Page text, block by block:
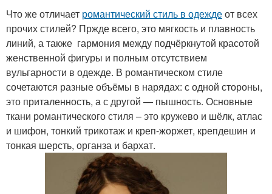
Что же отличает романтический стиль в одеждеот всех
прочих стилей? Пржде всего, это мягкость и плавность
линий, а также гармония между подчёркнутой красотой
женственной фигуры и полным отсутствием
вульгарности в одежде. В романтическом стиле
сочетаются разные объёмы в нарядах: с одной стороны,
это приталенность, а с другой — пышность. Основные
ткани романтического стиля – это кружево и шёлк, атлас
и шифон, тонкий трикотаж и креп-жоржет, крепдешин и
тонкая шерсть, органза и бархат.